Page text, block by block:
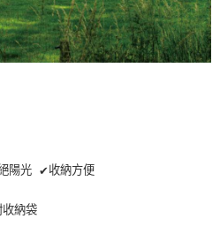
陽光 ✔收納方便
收納袋